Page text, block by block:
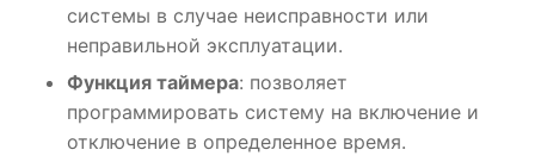
системы в случае неисправности или
неправильной эксплуатации.
Функция таймера: позволяет
программировать систему на включение и
отключение в определенное время.